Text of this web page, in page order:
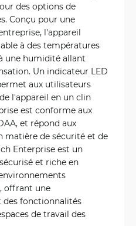
des options de
Conçu pour une
l'appareil
à des températures
une humidité allant
Un indicateur LED
aux utilisateurs
l'appareil en un clin
est conforme aux
et répond aux
matière de sécurité et de
Enterprise est un
et riche en
offrant une
fonctionnalités
de travail des